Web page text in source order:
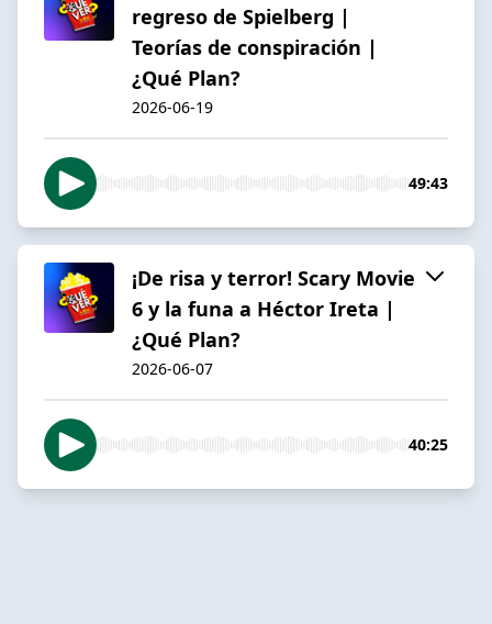
regreso de Spielberg |
Teorías de conspiración |
¿Qué Plan?
2026-06-19
49:43
¡De risa y terror! Scary Movie
6 y la funa a Héctor Ireta |
¿Qué Plan?
2026-06-07
40:25